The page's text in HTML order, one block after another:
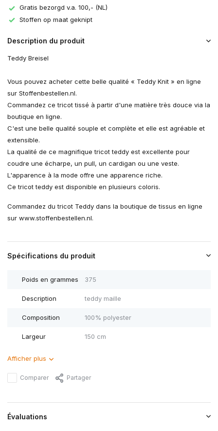
Gratis bezorgd v.a. 100,- (NL)
Stoffen op maat geknipt
Description du produit
Teddy Breisel
Vous pouvez acheter cette belle qualité « Teddy Knit » en ligne
sur Stoffenbestellen.nl.
Commandez ce tricot tissé à partir d'une matière très douce via la
boutique en ligne.
C'est une belle qualité souple et complète et elle est agréable et
extensible.
La qualité de ce magnifique tricot teddy est excellente pour
coudre une écharpe, un pull, un cardigan ou une veste.
L'apparence à la mode offre une apparence riche.
Ce tricot teddy est disponible en plusieurs coloris.
Commandez du tricot Teddy dans la boutique de tissus en ligne
sur www.stoffenbestellen.nl.
Spécifications du produit
Poids en grammes 375
Description teddy maille
Composition 100% polyester
Largeur 150 cm
Afficher plus
Comparer Partager
Évaluations